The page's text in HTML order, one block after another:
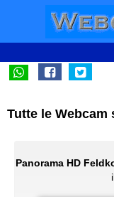
Tutte le
Panorama HD